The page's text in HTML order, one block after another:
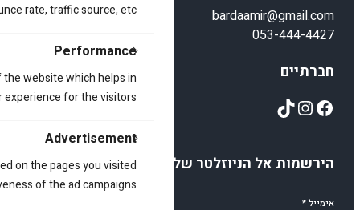
rate, traffic source, etc.
Performance
website which helps in
for the visitors.
Advertisement
on the pages you visited
of the ad campaigns.
bardaamir@gmail.com
053-444-4427
חברתיים
Facebook
Instagram
TikTok
הירשמות אל הניוזלטר שלנו
אימייל*